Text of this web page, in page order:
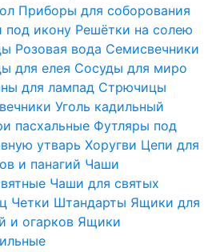
Приборы для соборования
под икону Решётки на солею
Розовая вода Семисвечники
для елея Сосуды для миро
для лампад Стрючицы
Уголь кадильный
пасхальные Футляры под
утварь Хоругви Цепи для
и панагий Чаши
Чаши для святых
Четки Штандарты Ящики для
и огарков Ящики